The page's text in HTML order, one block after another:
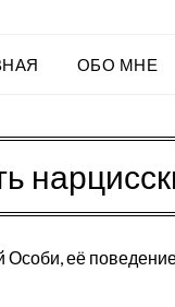
ОБО МНЕ
Особи, её